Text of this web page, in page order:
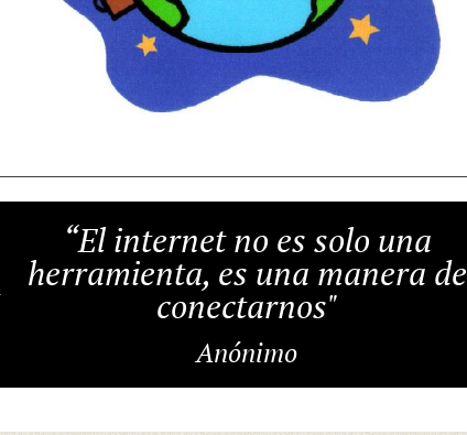
“El internet no es solo una
herramienta, es una manera de
conectarnos"
Anónimo